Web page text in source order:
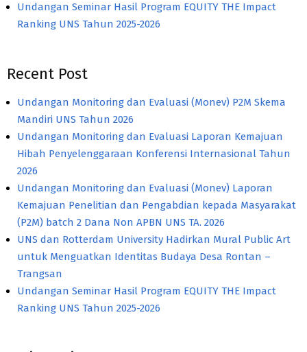
Undangan Seminar Hasil Program EQUITY THE Impact
Ranking UNS Tahun 2025-2026
Recent Post
Undangan Monitoring dan Evaluasi (Monev) P2M Skema
Mandiri UNS Tahun 2026
Undangan Monitoring dan Evaluasi Laporan Kemajuan
Hibah Penyelenggaraan Konferensi Internasional Tahun
2026
Undangan Monitoring dan Evaluasi (Monev) Laporan
Kemajuan Penelitian dan Pengabdian kepada Masyarakat
(P2M) batch 2 Dana Non APBN UNS TA. 2026
UNS dan Rotterdam University Hadirkan Mural Public Art
untuk Menguatkan Identitas Budaya Desa Rontan –
Trangsan
Undangan Seminar Hasil Program EQUITY THE Impact
Ranking UNS Tahun 2025-2026